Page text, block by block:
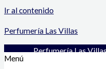
Ir al contenido
Perfumería Las Villas
Perfumería Las
Menú